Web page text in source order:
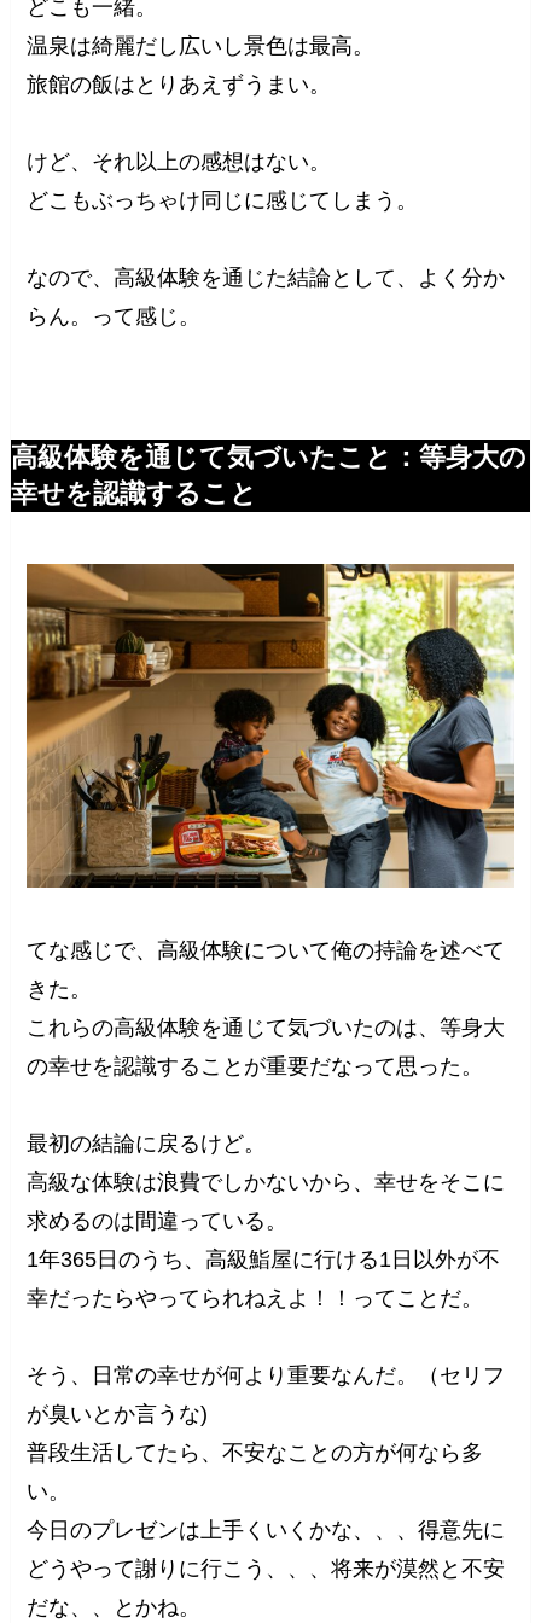
どこも一緒。
温泉は綺麗だし広いし景色は最高。
旅館の飯はとりあえずうまい。
けど、それ以上の感想はない。
どこもぶっちゃけ同じに感じてしまう。
なので、高級体験を通じた結論として、よく分か
らん。って感じ。
高級体験を通じて気づいたこと：等身大の
幸せを認識すること
てな感じで、高級体験について俺の持論を述べて
きた。
これらの高級体験を通じて気づいたのは、等身大
の幸せを認識することが重要だなって思った。
最初の結論に戻るけど。
高級な体験は浪費でしかないから、幸せをそこに
求めるのは間違っている。
1年365日のうち、高級鮨屋に行ける1日以外が不
幸だったらやってられねえよ！！ってことだ。
そう、日常の幸せが何より重要なんだ。（セリフ
が臭いとか言うな)
普段生活してたら、不安なことの方が何なら多
い。
今日のプレゼンは上手くいくかな、、、得意先に
どうやって謝りに行こう、、、将来が漠然と不安
だな、、とかね。